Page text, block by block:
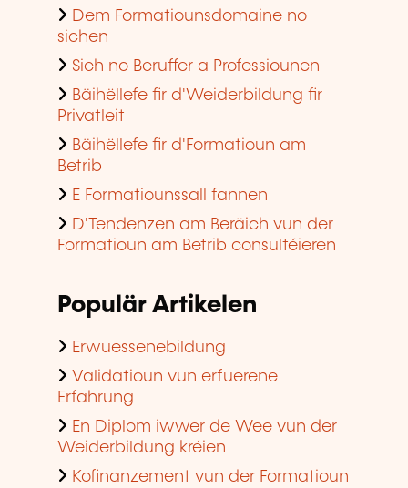
Dem Formatiounsdomaine no
sichen
Sich no Beruffer a Professiounen
Bäihëllefe fir d'Weiderbildung fir
Privatleit
Bäihëllefe fir d'Formatioun am
Betrib
E Formatiounssall fannen
D'Tendenzen am Beräich vun der
Formatioun am Betrib consultéieren
Populär Artikelen
Erwuessenebildung
Validatioun vun erfuerene
Erfahrung
En Diplom iwwer de Wee vun der
Weiderbildung kréien
Kofinanzement vun der Formatioun